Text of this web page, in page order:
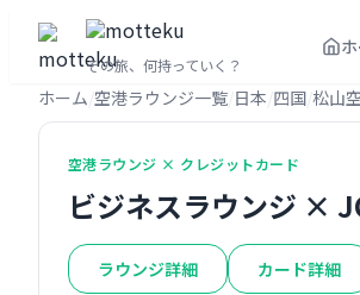
その旅、何持っていく？
ホーム 空港ラウンジ一覧 日本 四国 松山
空港ラウンジ × クレジットカード
ビジネスラウンジ ×
ラウンジ詳細 カード詳細